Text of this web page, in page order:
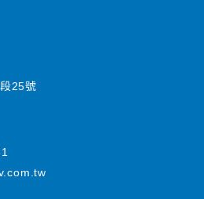
25號